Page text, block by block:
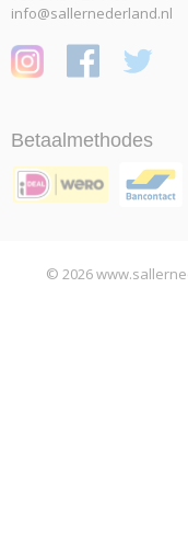
info@sallernederland.nl
Betaalmethodes
© 2026